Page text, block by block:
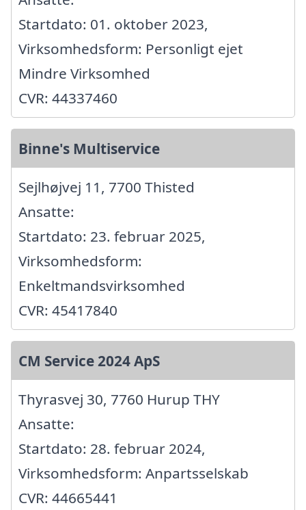
Startdato: 01. oktober 2023,
Virksomhedsform: Personligt ejet
Mindre Virksomhed
CVR: 44337460
Binne's Multiservice
Sejlhøjvej 11, 7700 Thisted
Ansatte:
Startdato: 23. februar 2025,
Virksomhedsform:
Enkeltmandsvirksomhed
CVR: 45417840
CM Service 2024 ApS
Thyrasvej 30, 7760 Hurup THY
Ansatte:
Startdato: 28. februar 2024,
Virksomhedsform: Anpartsselskab
CVR: 44665441